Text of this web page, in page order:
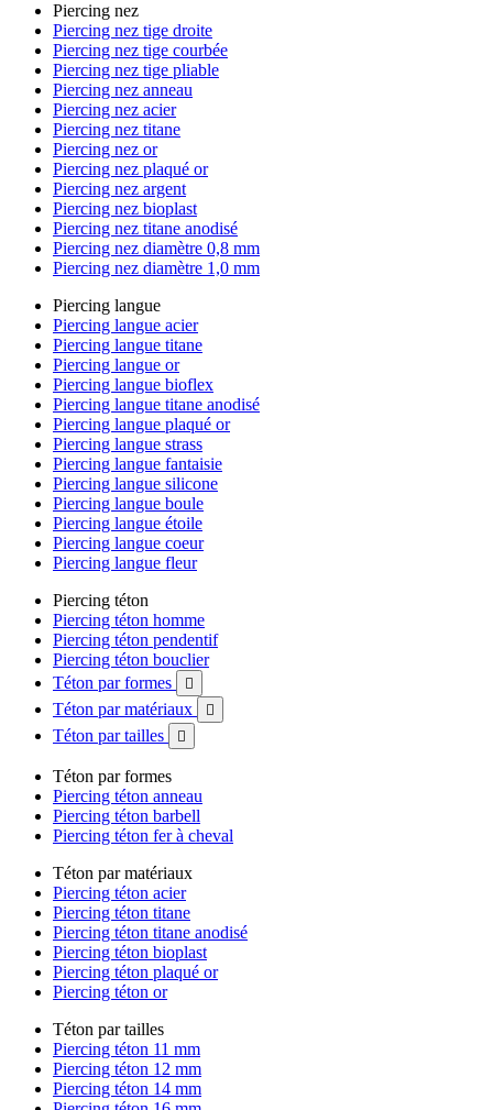
Piercing nez
Piercing nez tige droite
Piercing nez tige courbée
Piercing nez tige pliable
Piercing nez anneau
Piercing nez acier
Piercing nez titane
Piercing nez or
Piercing nez plaqué or
Piercing nez argent
Piercing nez bioplast
Piercing nez titane anodisé
Piercing nez diamètre 0,8 mm
Piercing nez diamètre 1,0 mm
Piercing langue
Piercing langue acier
Piercing langue titane
Piercing langue or
Piercing langue bioflex
Piercing langue titane anodisé
Piercing langue plaqué or
Piercing langue strass
Piercing langue fantaisie
Piercing langue silicone
Piercing langue boule
Piercing langue étoile
Piercing langue coeur
Piercing langue fleur
Piercing téton
Piercing téton homme
Piercing téton pendentif
Piercing téton bouclier
Téton par formes

Téton par matériaux 
Téton par tailles 
Téton par formes
Piercing téton anneau
Piercing téton barbell
Piercing téton fer à cheval
Téton par matériaux
Piercing téton acier
Piercing téton titane
Piercing téton titane anodisé
Piercing téton bioplast
Piercing téton plaqué or
Piercing téton or
Téton par tailles
Piercing téton 11 mm
Piercing téton 12 mm
Piercing téton 14 mm